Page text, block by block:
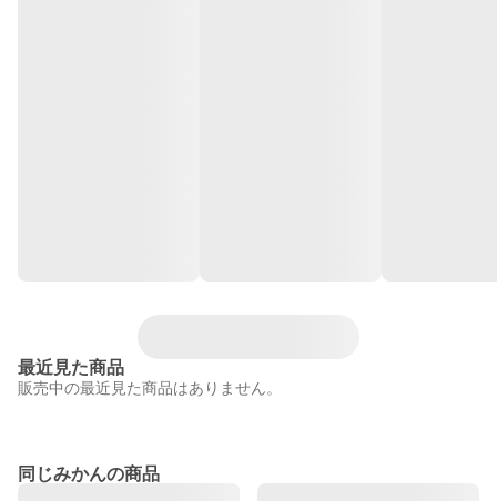
最近見た商品
販売中の最近見た商品はありません。
同じみかんの商品